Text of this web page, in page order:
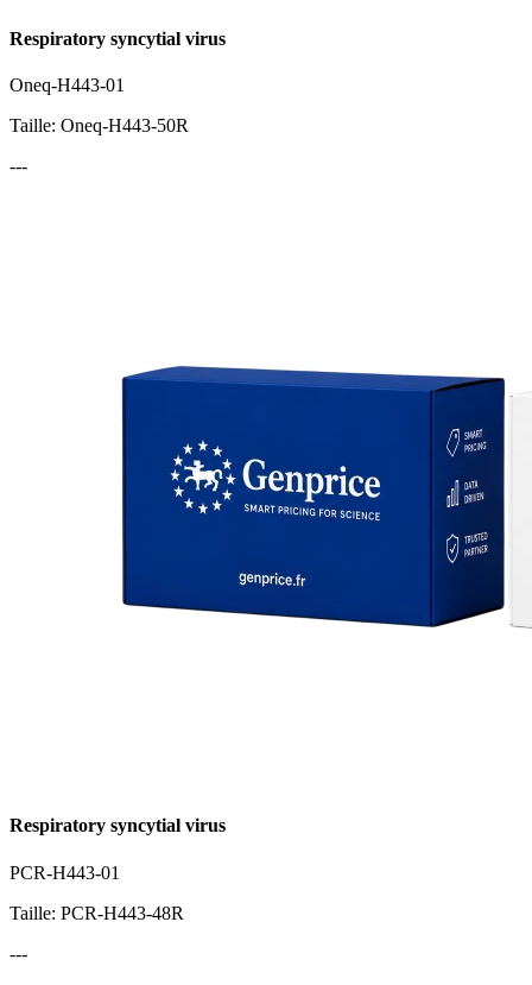
Respiratory syncytial virus
Oneq-H443-01
Taille: Oneq-H443-50R
---
Respiratory syncytial virus
PCR-H443-01
Taille: PCR-H443-48R
---